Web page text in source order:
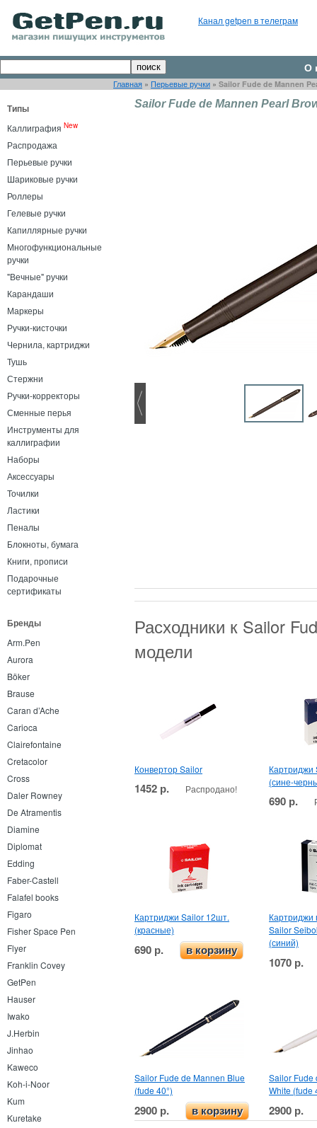
Канал getpen в телеграм
О
Главная » Перьевые ручки » Sailor Fude de Mannen
Типы
Каллиграфия New
Распродажа
Перьевые ручки
Шариковые ручки
Роллеры
Гелевые ручки
Капиллярные ручки
Многофункциональные
ручки
"Вечные" ручки
Карандаши
Маркеры
Ручки-кисточки
Чернила, картриджи
Тушь
Стержни
Ручки-корректоры
Сменные перья
Инструменты для
каллиграфии
Наборы
Аксессуары
Точилки
Ластики
Пеналы
Блокноты, бумага
Книги, прописи
Подарочные
сертификаты
Бренды
Arm.Pen
Aurora
Böker
Brause
Caran d’Ache
Carioca
Clairefontaine
Cretacolor
Cross
Daler Rowney
De Atramentis
Diamine
Diplomat
Edding
Faber-Castell
Falafel books
Figaro
Fisher Space Pen
Flyer
Franklin Covey
GetPen
Hauser
Iwako
J.Herbin
Jinhao
Kaweco
Koh-i-Noor
Kum
Kuretake
Sailor Fude de Mannen Pearl
Расходники к Sailor
модели
Конвертор Sailor
1452 р. Распродано!
Картриджи
(сине-
690 р.
Картриджи Sailor 12шт.
(красные)
690 р. в корзину
Картриджи
Sailor
(синий)
1070 р.
Sailor Fude de Mannen Blue
(fude 40°)
2900 р. в корзину
Sailor Fude
White (fude
2900 р.